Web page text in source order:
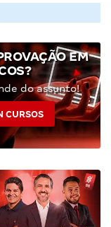
EM
do assunto!
CURSOS